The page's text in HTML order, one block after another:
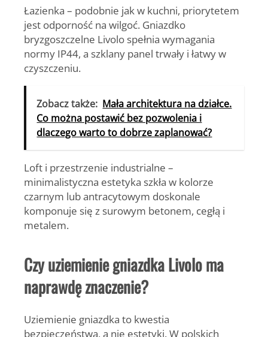
Łazienka – podobnie jak w kuchni, priorytetem
jest odporność na wilgoć. Gniazdko
bryzgoszczelne Livolo spełnia wymagania
normy IP44, a szklany panel trwały i łatwy w
czyszczeniu.
Zobacz także: Mała architektura na działce.
Co można postawić bez pozwolenia i
dlaczego warto to dobrze zaplanować?
Loft i przestrzenie industrialne –
minimalistyczna estetyka szkła w kolorze
czarnym lub antracytowym doskonale
komponuje się z surowym betonem, cegłą i
metalem.
Czy uziemienie gniazdka Livolo ma
naprawdę znaczenie?
Uziemienie gniazdka to kwestia
bezpieczeństwa, a nie estetyki. W polskich